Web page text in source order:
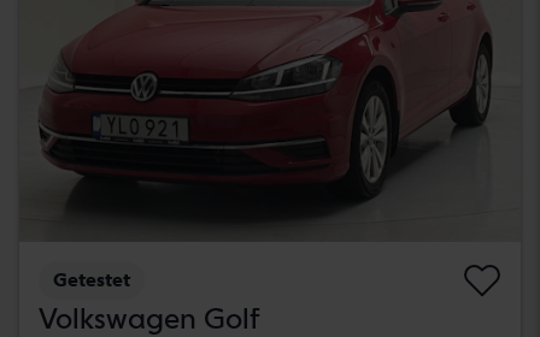
Getestet
Volkswagen Golf